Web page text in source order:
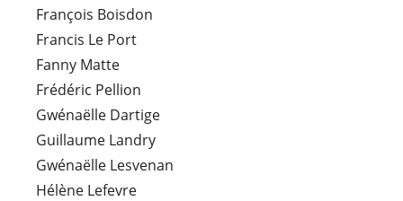
François Boisdon
Francis Le Port
Fanny Matte
Frédéric Pellion
Gwénaëlle Dartige
Guillaume Landry
Gwénaëlle Lesvenan
Hélène Lefevre